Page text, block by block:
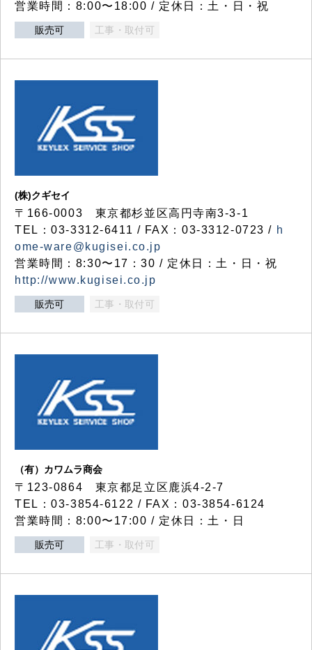
営業時間：8:00〜18:00 / 定休日：土・日・祝
販売可 工事・取付可
(株)クギセイ
〒166-0003 東京都杉並区高円寺南3-3-1
TEL：03-3312-6411 / FAX：03-3312-0723 / h
ome-ware@kugisei.co.jp
営業時間：8:30〜17：30 / 定休日：土・日・祝
http://www.kugisei.co.jp
販売可 工事・取付可
（有）カワムラ商会
〒123-0864 東京都足立区鹿浜4-2-7
TEL：03-3854-6122 / FAX：03-3854-6124
営業時間：8:00〜17:00 / 定休日：土・日
販売可 工事・取付可